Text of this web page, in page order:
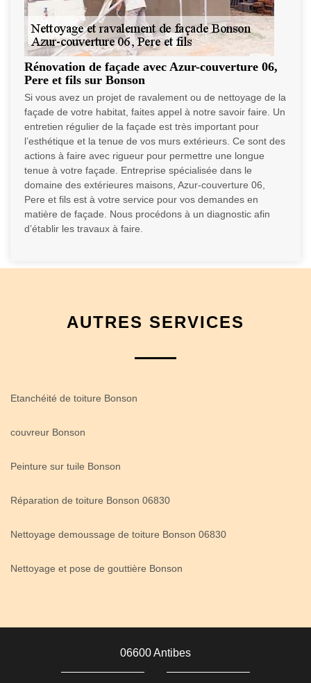
Rénovation de façade avec Azur-couverture 06,
Pere et fils sur Bonson
Si vous avez un projet de ravalement ou de nettoyage de la
façade de votre habitat, faites appel à notre savoir faire. Un
entretien régulier de la façade est très important pour
l’esthétique et la tenue de vos murs extérieurs. Ce sont des
actions à faire avec rigueur pour permettre une longue
tenue à votre façade. Entreprise spécialisée dans le
domaine des extérieures maisons, Azur-couverture 06,
Pere et fils est à votre service pour vos demandes en
matière de façade. Nous procédons à un diagnostic afin
d’établir les travaux à faire.
AUTRES SERVICES
Etanchéité de toiture Bonson
couvreur Bonson
Peinture sur tuile Bonson
Réparation de toiture Bonson 06830
Nettoyage demoussage de toiture Bonson 06830
Nettoyage et pose de gouttière Bonson
06600 Antibes